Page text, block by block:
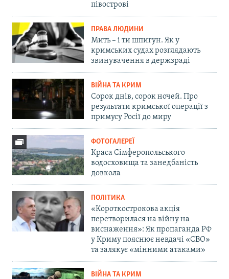
півострові
ПРАВА ЛЮДИНИ
Мить – і ти шпигун. Як у
кримських судах розглядають
звинувачення в держзраді
ВІЙНА ТА КРИМ
Сорок днів, сорок ночей. Про
результати кримської операції з
примусу Росії до миру
ФОТОГАЛЕРЕЇ
Краса Сімферопольського
водосховища та занедбаність
довкола
ПОЛІТИКА
«Короткострокова акція
перетворилася на війну на
виснаження»: Як пропаганда РФ
у Криму пояснює невдачі «СВО»
та залякує «мінними атаками»
ВІЙНА ТА КРИМ